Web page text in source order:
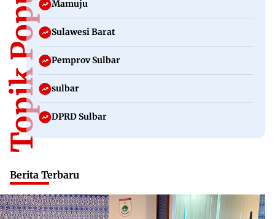
Topik Populer Mamuju
Sulawesi Barat
Pemprov Sulbar
sulbar
DPRD Sulbar
Berita Terbaru